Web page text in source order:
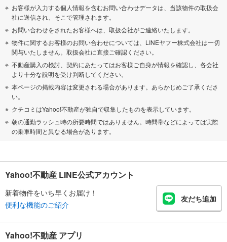
お客様が入力する個人情報を含むお問い合わせデータは、当該物件の取扱会
社に送信され、そこで管理されます。
お問い合わせをされたお客様へは、取扱会社がご連絡いたします。
物件に関するお客様のお問い合わせについては、LINEヤフー株式会社は一切
関与いたしません。取扱会社に直接ご確認ください。
不動産購入の検討、契約にあたってはお客様ご自身が情報を確認し、各会社
より十分な説明を受け判断してください。
本ページの掲載内容は変更される場合があります。あらかじめご了承くださ
い。
クチコミはYahoo!不動産が独自で収集したものを表示しています。
朝の通勤ラッシュ時の所要時間ではありません。時間帯などによっては実際
の乗車時間と異なる場合があります。
Yahoo!不動産 LINE公式アカウント
新着物件をいち早くお届け！
便利な機能のご紹介
友だち追加
Yahoo!不動産 アプリ